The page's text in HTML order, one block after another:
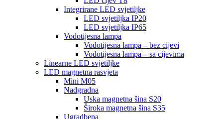
Integrirane LED svjetiljke
LED svjetiljka IP20
LED svjetiljka IP65
Vodotijesna lampa
Vodotijesna lampa – bez cijevi
Vodotijesna lampa – sa cijevima
Linearne LED svjetiljke
LED magnetna rasvjeta
Mini M05
Nadgradna
Uska magnetna šina S20
Široka magnetna šina S35
Ugradbena